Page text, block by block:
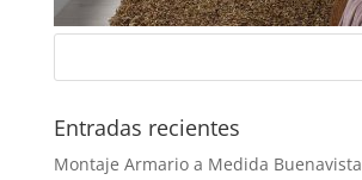
Entradas recientes
Montaje Armario a Medida Buenavista